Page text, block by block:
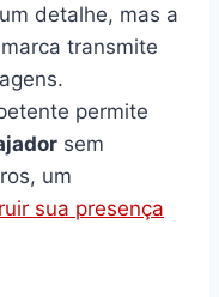
detalhe, mas a
transmite
permite
sem
um
sua presença